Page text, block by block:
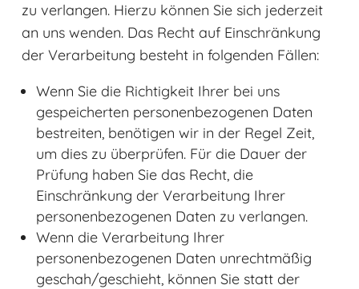
zu verlangen. Hierzu können Sie sich jederzeit
an uns wenden. Das Recht auf Einschränkung
der Verarbeitung besteht in folgenden Fällen:
Wenn Sie die Richtigkeit Ihrer bei uns
gespeicherten personenbezogenen Daten
bestreiten, benötigen wir in der Regel Zeit,
um dies zu überprüfen. Für die Dauer der
Prüfung haben Sie das Recht, die
Einschränkung der Verarbeitung Ihrer
personenbezogenen Daten zu verlangen.
Wenn die Verarbeitung Ihrer
personenbezogenen Daten unrechtmäßig
geschah/geschieht, können Sie statt der